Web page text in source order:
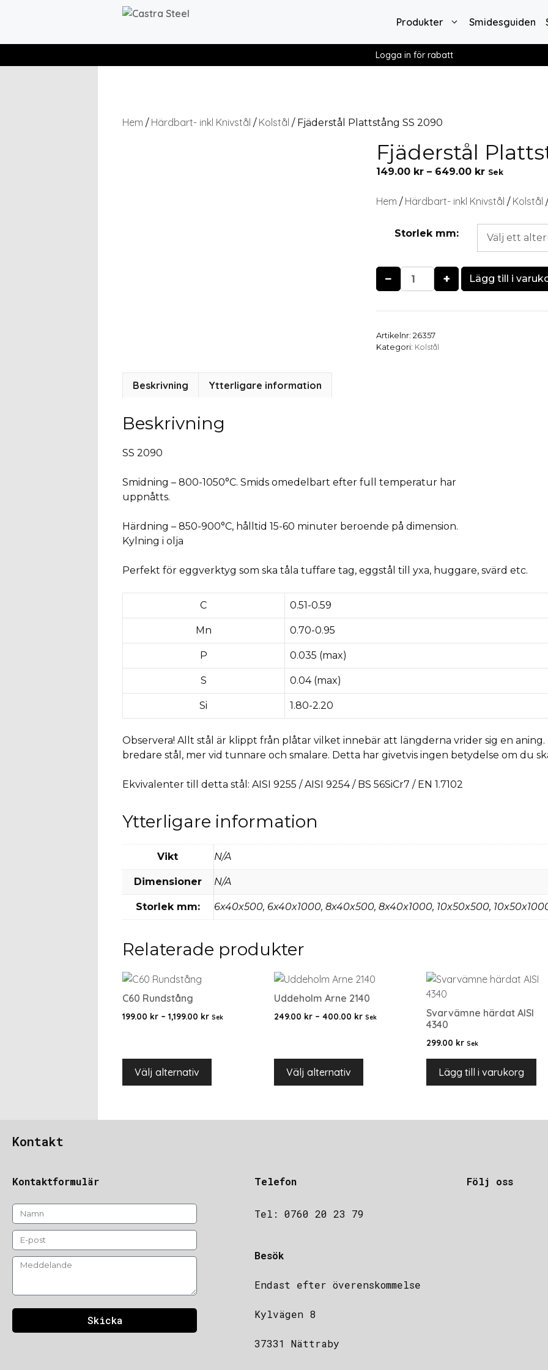
Produkter Smidesguiden
Logga in för rabatt
Hem / Härdbart- inkl Knivstål / Kolstål / Fjäderstål Plattstång SS 2090
Fjäderstål
149.00 kr – 649.00 kr Sek
Hem / Härdbart- inkl Knivstål / Kolstål
Storlek mm:
− + Lägg till i
Artikelnr:26357
Kategori: Kolstål
Beskrivning Ytterligare information
Beskrivning
SS 2090
Smidning – 800-1050°C. Smids omedelbart efter full temperatur har
uppnåtts.
Härdning – 850-900°C, hålltid 15-60 minuter beroende på dimension.
Kylning i olja
Perfekt för eggverktyg som ska tåla tuffare tag, eggstål till yxa, huggare, svärd etc.
C 0.51-0.59
Mn 0.70-0.95
P 0.035 (max)
S 0.04 (max)
Si 1.80-2.20
Observera! Allt stål är klippt från plåtar vilket innebär att längderna vrider sig en
bredare stål, mer vid tunnare och smalare. Detta har givetvis ingen betydelse om du
Ekvivalenter till detta stål: AISI 9255 / AISI 9254 / BS 56SiCr7 / EN 1.7102
Ytterligare information
Vikt N/A
Dimensioner N/A
Storlek mm: 6x40x500, 6x40x1000, 8x40x500, 8x40x1000, 10x50x500,
Relaterade produkter
C60 Rundstång
199.00 kr – 1,199.00 kr Sek
Välj alternativ
Uddeholm Arne 2140
249.00 kr – 400.00 kr Sek
Välj alternativ
Svarvämne härdat AISI
4340
299.00 kr Sek
Lägg till i varukorg
Kontakt
Kontaktformulär
Skicka
Telefon
Tel: 0760 20 23 79
Besök
Endast efter överenskommelse
Kylvägen 8
37331 Nättraby
Följ oss